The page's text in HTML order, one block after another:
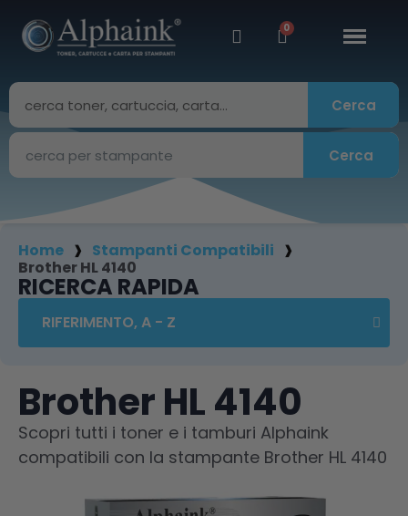
Cerca
Cerca
Home
Stampanti Compatibili
Brother HL 4140
RICERCA RAPIDA
Brother HL 4140
Scopri tutti i toner e i tamburi Alphaink
compatibili con la stampante Brother HL 4140